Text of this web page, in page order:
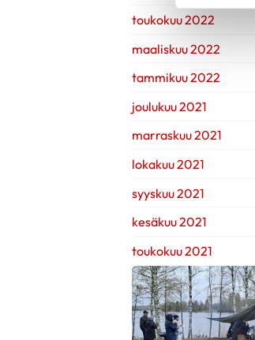
toukokuu 2022
maaliskuu 2022
tammikuu 2022
joulukuu 2021
marraskuu 2021
lokakuu 2021
syyskuu 2021
kesäkuu 2021
toukokuu 2021